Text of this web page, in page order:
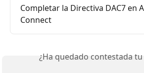
Completar la Directiva DAC7 en
Connect
¿Ha quedado contestada